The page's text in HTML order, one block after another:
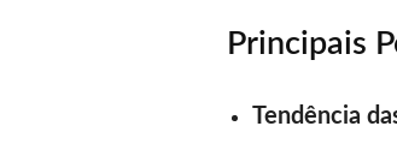
Principais
Tendência